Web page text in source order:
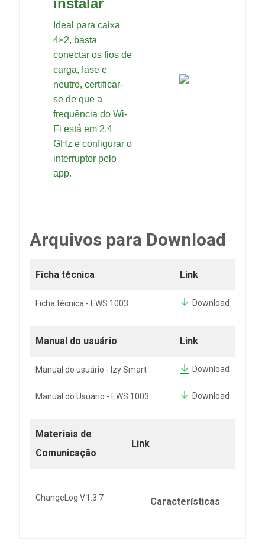
instalar
Ideal para caixa
4×2, basta
conectar os fios de
carga, fase e
neutro, certificar-
se de que a
frequência do Wi-
Fi está em 2.4
GHz e configurar o
interruptor pelo
app.
Arquivos para Download
Ficha técnica Link
Ficha técnica - EWS 1003 Download
Manual do usuário Link
Manual do usuário - Izy Smart Download
Manual do Usuário - EWS 1003 Download
Materiais de
Comunicação
Link
ChangeLog V.1.3.7 Características